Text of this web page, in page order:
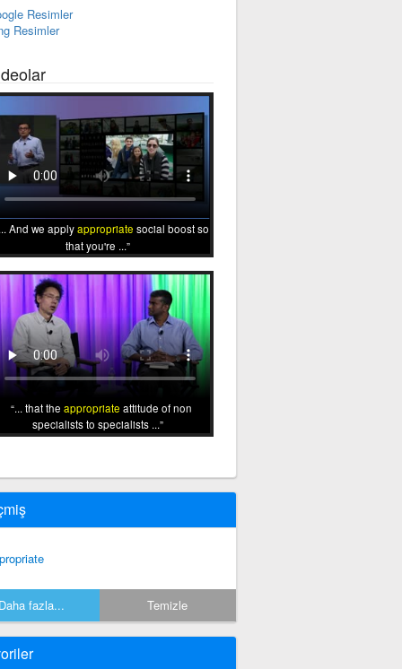
Resimler
Resimler
And we applyappropriate social boost so
that you're ...
... that the appropriate attitude of non
specialists to specialists ...
Daha fazla... Temizle